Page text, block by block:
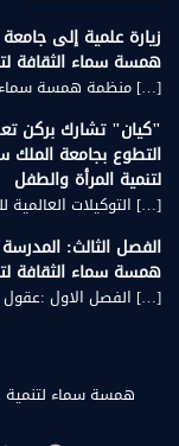
همسة سماء الثقافة
[…] منظمة همسة سماء
"كيان" تشارك بركن
التطوع بجامعة
لتنمية المرأة والطفل
[…] التوكيلات العالمية
الفصل الثالث:
همسة سماء الثقافة
[…] الفصل الاول :عقول
همسة سماء لتنمية